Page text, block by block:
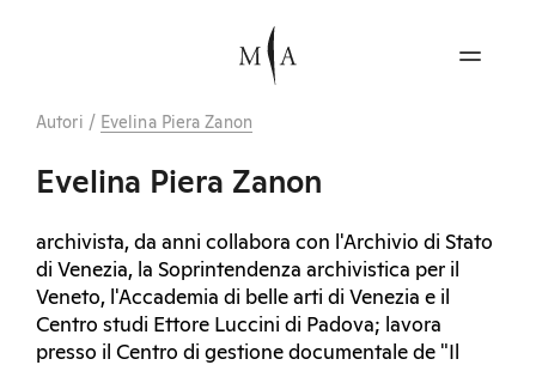
Autori / Evelina Piera Zanon
Evelina Piera Zanon
archivista, da anni collabora con l'Archivio di Stato
di Venezia, la Soprintendenza archivistica per il
Veneto, l'Accademia di belle arti di Venezia e il
Centro studi Ettore Luccini di Padova; lavora
presso il Centro di gestione documentale de "Il